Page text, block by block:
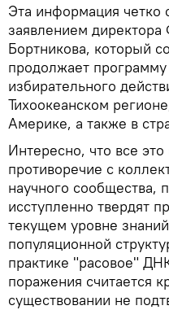
Эта информация четко
заявлением
Бортникова, который
продолжает
избирательного
Тихоокеанском
Америке, а также в
Интересно, что все
противоречие с
научного сообщества,
исступленно твердят
текущем уровне
популяционной
практике "расовое"
поражения считается
существовании не